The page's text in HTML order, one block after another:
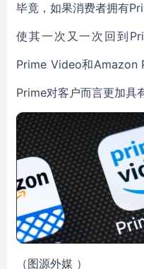
毕竟，如果消费者拥有
使其一次又一次回到
Prime Video和Amazon
Prime对客户而言更加具
（图源外媒 ）